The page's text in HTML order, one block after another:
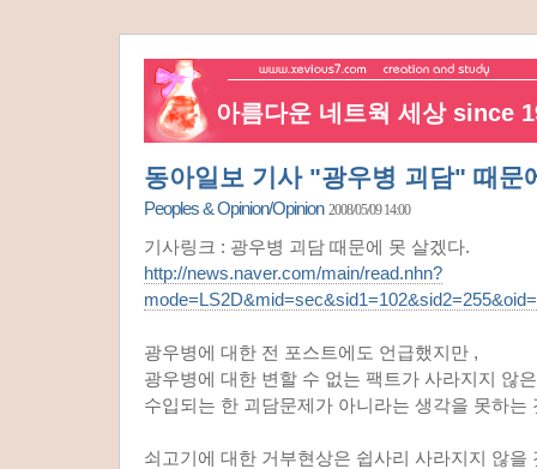
아름다운 네트웍 세상 since
동아일보 기사 "광우병 괴담" 때문
Peoples & Opinion/Opinion 2008/05/09 14:00
기사링크 : 광우병 괴담 때문에 못 살겠다.
http://news.naver.com/main/read.nhn?
광우병에 대한 전 포스트에도 언급했지만 ,
광우병에 대한 변할 수 없는 팩트가 사라지지 않
수입되는 한 괴담문제가 아니라는 생각을 못하는
쇠고기에 대한 거부현상은 쉽사리 사라지지 않을